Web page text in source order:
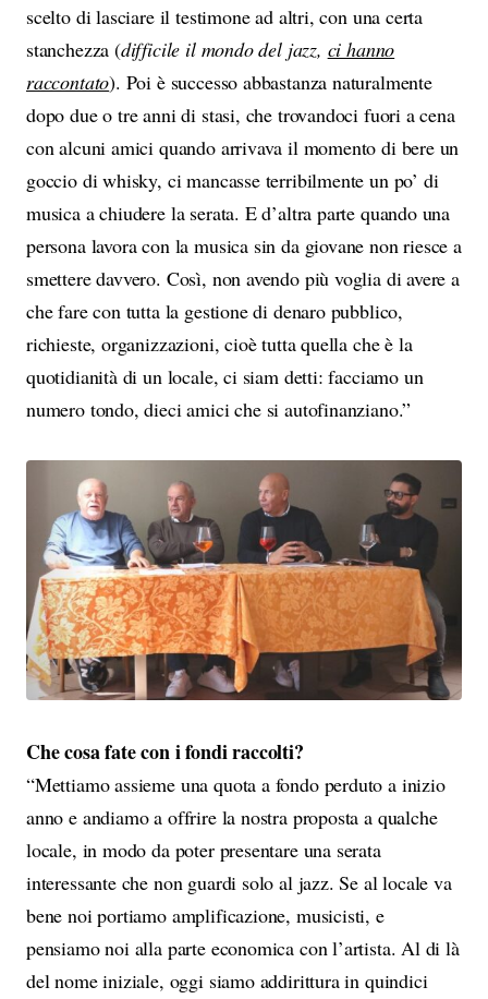
scelto di lasciare il testimone ad altri, con una certa
stanchezza (difficile il mondo del jazz, ci hanno
raccontato). Poi è successo abbastanza naturalmente
dopo due o tre anni di stasi, che trovandoci fuori a cena
con alcuni amici quando arrivava il momento di bere un
goccio di whisky, ci mancasse terribilmente un po’ di
musica a chiudere la serata. E d’altra parte quando una
persona lavora con la musica sin da giovane non riesce a
smettere davvero. Così, non avendo più voglia di avere a
che fare con tutta la gestione di denaro pubblico,
richieste, organizzazioni, cioè tutta quella che è la
quotidianità di un locale, ci siam detti: facciamo un
numero tondo, dieci amici che si autofinanziano.”
Che cosa fate con i fondi raccolti?
“Mettiamo assieme una quota a fondo perduto a inizio
anno e andiamo a offrire la nostra proposta a qualche
locale, in modo da poter presentare una serata
interessante che non guardi solo al jazz. Se al locale va
bene noi portiamo amplificazione, musicisti, e
pensiamo noi alla parte economica con l’artista. Al di là
del nome iniziale, oggi siamo addirittura in quindici